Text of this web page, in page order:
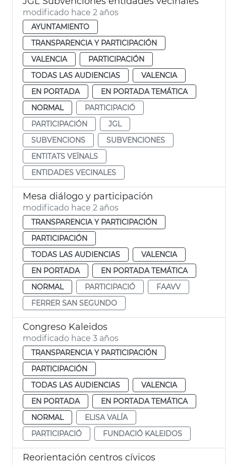
modificado hace 2 años
AYUNTAMIENTO
TRANSPARENCIA Y PARTICIPACIÓN
VALENCIA
PARTICIPACIÓN
TODAS LAS AUDIENCIAS
VALENCIA
EN PORTADA
EN PORTADA TEMÁTICA
NORMAL
PARTICIPACIÓ
PARTICIPACIÓN
JGL
SUBVENCIONS
SUBVENCIONES
ENTITATS VEÏNALS
ENTIDADES VECINALES
Mesa diálogo y participación
modificado hace 2 años
TRANSPARENCIA Y PARTICIPACIÓN
PARTICIPACIÓN
TODAS LAS AUDIENCIAS
VALENCIA
EN PORTADA
EN PORTADA TEMÁTICA
NORMAL
PARTICIPACIÓ
FAAVV
FERRER SAN SEGUNDO
Congreso Kaleidos
modificado hace 3 años
TRANSPARENCIA Y PARTICIPACIÓN
PARTICIPACIÓN
TODAS LAS AUDIENCIAS
VALENCIA
EN PORTADA
EN PORTADA TEMÁTICA
NORMAL
ELISA VALÍA
PARTICIPACIÓ
FUNDACIÓ KALEIDOS
Reorientación centros cívicos